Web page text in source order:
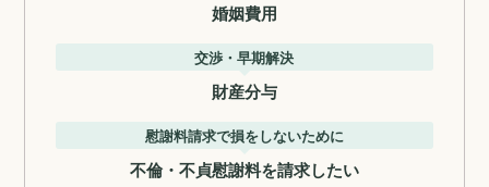
婚姻費用
交渉・早期解決
財産分与
慰謝料請求で損をしないために
不倫・不貞慰謝料を請求したい